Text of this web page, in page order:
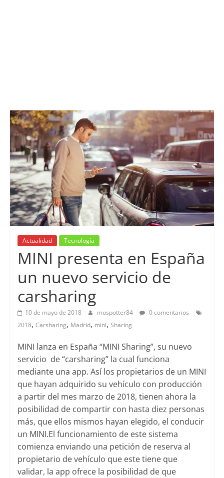
Actualidad Tecnología
MINI presenta en España
un nuevo servicio de
carsharing
10 de mayo de 2018 mospotter84
0 comentarios
2018, Carsharing, Madrid, mini, Sharing
MINI lanza en España “MINI Sharing”, su nuevo
servicio de “carsharing” la cual funciona
mediante una app. Así los propietarios de un MINI
que hayan adquirido su vehículo con producción
a partir del mes marzo de 2018, tienen ahora la
posibilidad de compartir con hasta diez personas
más, que ellos mismos hayan elegido, el conducir
un MINI.El funcionamiento de este sistema
comienza enviando una petición de reserva al
propietario de vehículo que este tiene que
validar, la app ofrece la posibilidad de que